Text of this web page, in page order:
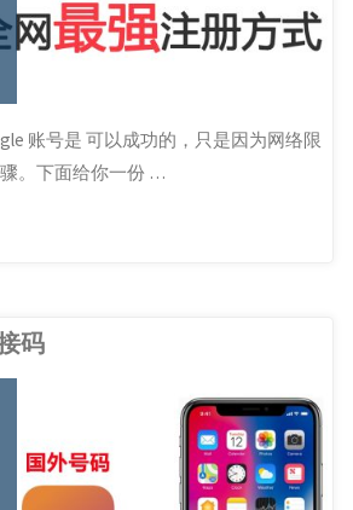
账号是 可以成功的，只是因为网络限
。下面给你一份 …
码